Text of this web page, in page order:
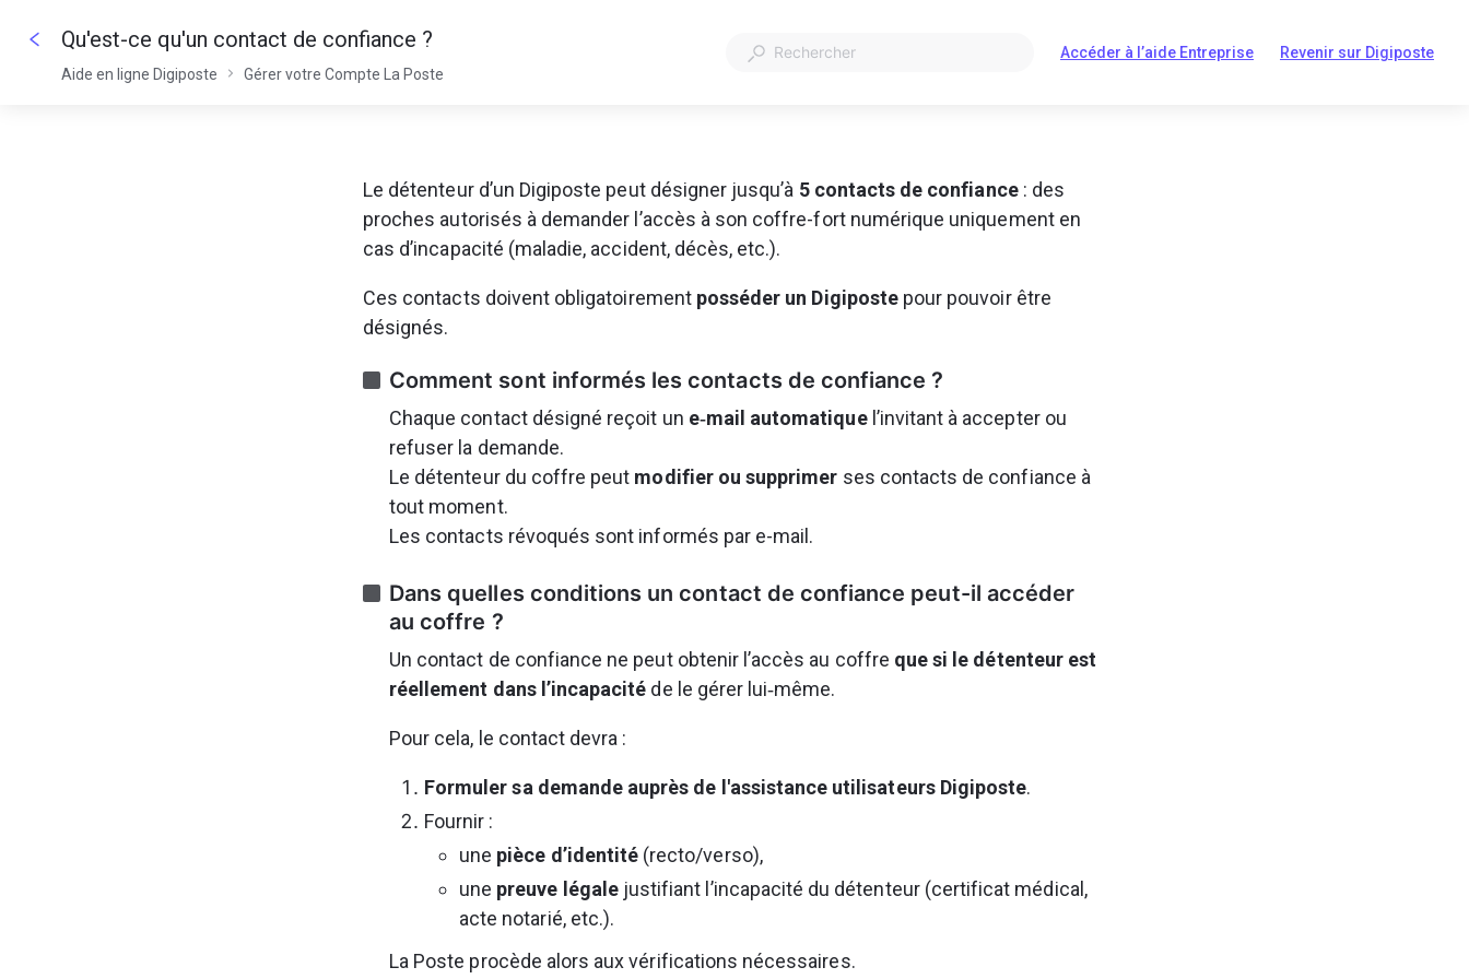
Qu'est-ce qu'un contact de confiance ?
Aide en ligne Digiposte Gérer votre Compte La Poste
Accéder à l’aide Entreprise
S'ouvre
Revenir sur Digiposte
S'ouvre
Le détenteur d’un Digiposte peut désigner jusqu’à 5 contacts de confiance : des
proches autorisés à demander l’accès à son coffre-fort numérique uniquement en
cas d’incapacité (maladie, accident, décès, etc.).
Ces contacts doivent obligatoirement posséder un Digiposte pour pouvoir être
désignés.
Comment sont informés les contacts de confiance ?
Chaque contact désigné reçoit un e‑mail automatique l’invitant à accepter ou
refuser la demande.
Le détenteur du coffre peut modifier ou supprimer ses contacts de confiance à
tout moment.
Les contacts révoqués sont informés par e-mail.
Dans quelles conditions un contact de confiance peut-il accéder
au coffre ?
Un contact de confiance ne peut obtenir l’accès au coffre que si le détenteur est
réellement dans l’incapacité de le gérer lui‑même.
Pour cela, le contact devra :
Formuler sa demande auprès de l'assistance utilisateurs Digiposte.
Fournir :
une pièce d’identité (recto/verso),
une preuve légale justifiant l’incapacité du détenteur (certificat médical,
acte notarié, etc.).
La Poste procède alors aux vérifications nécessaires.